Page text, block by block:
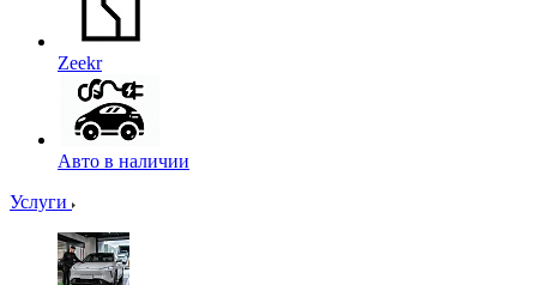
Zeekr
Авто в наличии
Услуги